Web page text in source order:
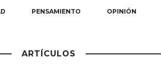
PENSAMIENTO OPINIÓN
ARTÍCULOS